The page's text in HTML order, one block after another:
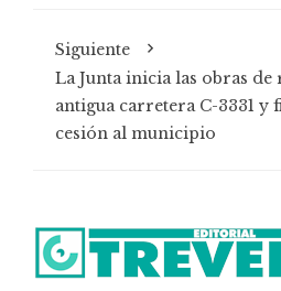
Siguiente
La Junta inicia las obras
antigua carretera C-3331 y
cesión al municipio